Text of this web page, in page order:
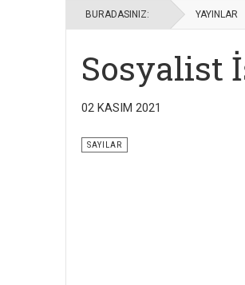
BURADASINIZ: YAYINLAR
Sosyalist
02 KASIM 2021
SAYILAR